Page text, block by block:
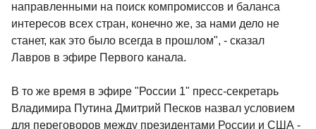
направленными на поиск компромиссов и баланса
интересов всех стран, конечно же, за нами дело не
станет, как это было всегда в прошлом", - сказал
Лавров в эфире Первого канала.
В то же время в эфире "России 1" пресс-секретарь
Владимира Путина Дмитрий Песков назвал условием
для переговоров между президентами России и США -